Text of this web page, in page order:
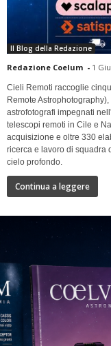
Il Blog della Redazione
Redazione Coelum - 1
Cieli Remoti raccoglie
Remote
astrofotografi impegnati
telescopi remoti in Cile e
acquisizione e oltre 330
ricerca e lavoro di squadra
cielo profondo.
Continua a leggere